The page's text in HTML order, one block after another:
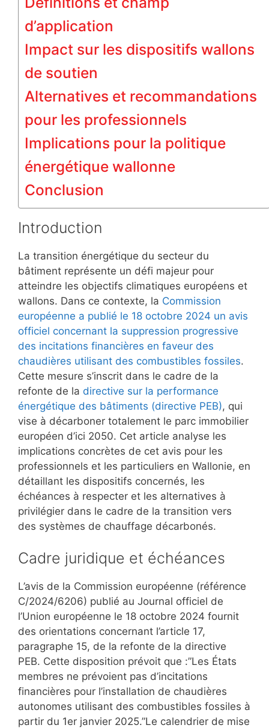
d’application
Impact sur les dispositifs wallons
de soutien
Alternatives et recommandations
pour les professionnels
Implications pour la politique
énergétique wallonne
Conclusion
Introduction
La transition énergétique du secteur du
bâtiment représente un défi majeur pour
atteindre les objectifs climatiques européens et
wallons. Dans ce contexte, la Commission
européenne a publié le 18 octobre 2024 un avis
officiel concernant la suppression progressive
des incitations financières en faveur des
chaudières utilisant des combustibles fossiles.
Cette mesure s’inscrit dans le cadre de la
refonte de la directive sur la performance
énergétique des bâtiments (directive PEB), qui
vise à décarboner totalement le parc immobilier
européen d’ici 2050. Cet article analyse les
implications concrètes de cet avis pour les
professionnels et les particuliers en Wallonie, en
détaillant les dispositifs concernés, les
échéances à respecter et les alternatives à
privilégier dans le cadre de la transition vers
des systèmes de chauffage décarbonés.
Cadre juridique et échéances
L’avis de la Commission européenne (référence
C/2024/6206) publié au Journal officiel de
l’Union européenne le 18 octobre 2024 fournit
des orientations concernant l’article 17,
paragraphe 15, de la refonte de la directive
PEB. Cette disposition prévoit que :”Les États
membres ne prévoient pas d’incitations
financières pour l’installation de chaudières
autonomes utilisant des combustibles fossiles à
partir du 1er janvier 2025.”Le calendrier de mise